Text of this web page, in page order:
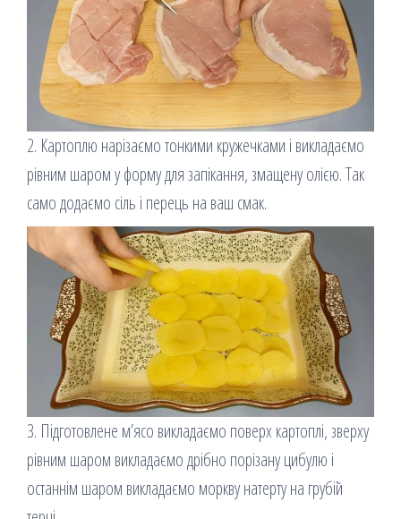
2. Картоплю нарізаємо тонкими кружечками і викладаємо
рівним шаром у форму для запікання, змащену олією. Так
само додаємо сіль і перець на ваш смак.
3. Підготовлене м’ясо викладаємо поверх картоплі, зверху
рівним шаром викладаємо дрібно порізану цибулю і
останнім шаром викладаємо моркву натерту на грубій